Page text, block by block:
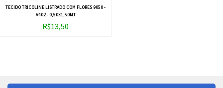
TECIDO TRICOLINE LISTRADO COM FLORES 9050 -
V402 - 0,50X1,50MT
R$13,50